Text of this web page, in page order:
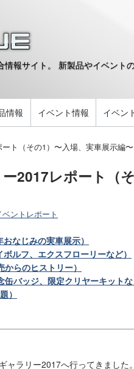
報サイト。 新製品やイベン
情報 イベント情報 イベン
ト（その1）〜入場、実車展示編〜
2017レポート（
ベントレポート
なじみの実車展示）
ルフ、エクスフローリーなど）
らのヒストリー）
バッジ、限定クリヤーキットな
）
ラリー2017へ行ってきました。